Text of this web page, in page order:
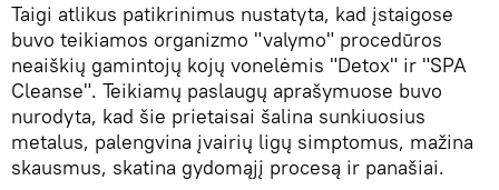
Taigi atlikus patikrinimus nustatyta, kad įstaigose
buvo teikiamos organizmo "valymo" procedūros
neaiškių gamintojų kojų vonelėmis "Detox" ir "SPA
Cleanse". Teikiamų paslaugų aprašymuose buvo
nurodyta, kad šie prietaisai šalina sunkiuosius
metalus, palengvina įvairių ligų simptomus, mažina
skausmus, skatina gydomąjį procesą ir panašiai.